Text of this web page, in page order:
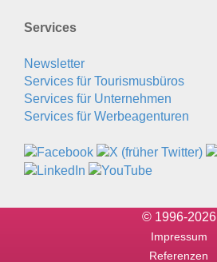
Services
Newsletter
Services für Tourismusbüros
Services für Unternehmen
Services für Werbeagenturen
© 1996-2026
Impressum
Referenzen